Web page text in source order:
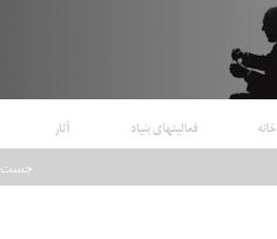
خانه فعالیتهای بنیاد آثار